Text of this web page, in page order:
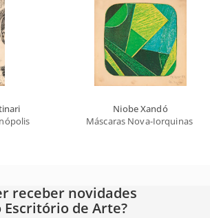
Niobe Xandó
Máscaras Nova-Iorquinas II
receber novidades
Escritório de Arte?